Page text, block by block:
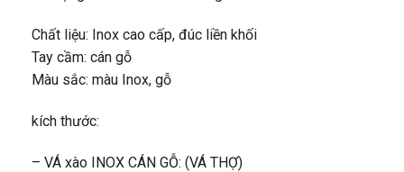
Chất liệu: Inox cao cấp, đúc liền khối
Tay cầm: cán gỗ
Màu sắc: màu Inox, gỗ
kích thước:
– VÁ xào INOX CÁN GỖ: (VÁ THỢ)